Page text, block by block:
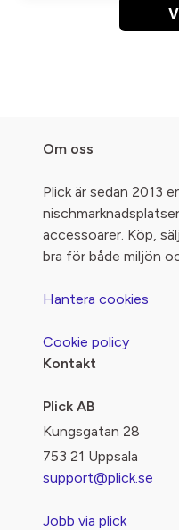
Om oss
Plick är sedan 2013
accessoarer. Köp,
bra för både miljön
Hantera cookies
Cookie policy
Kontakt
Plick AB
Kungsgatan 28
753 21 Uppsala
support@plick.se
Jobb via plick